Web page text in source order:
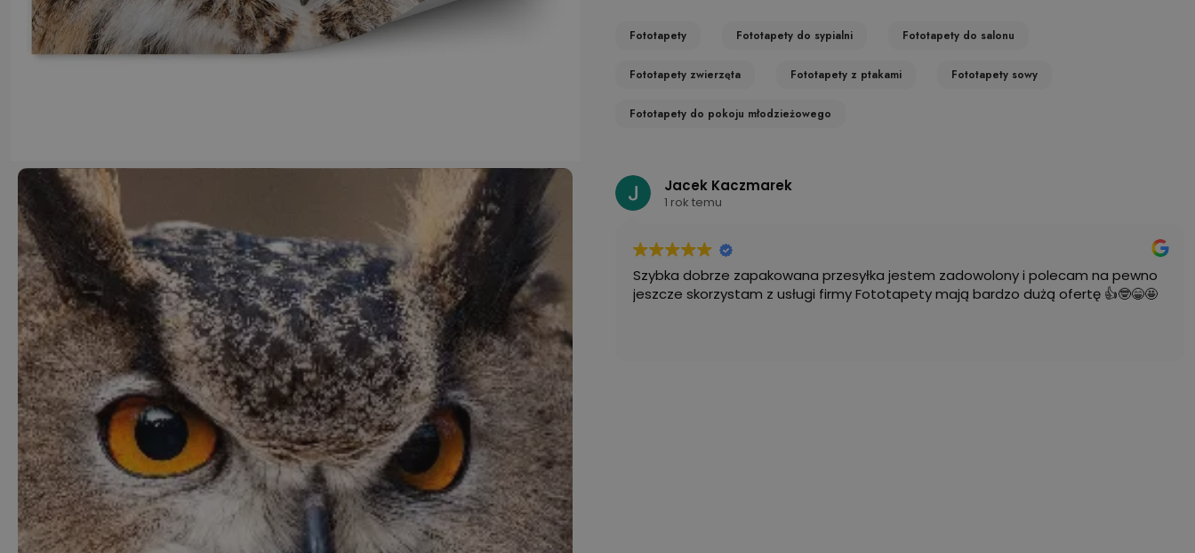
Fototapety Fototapety do sypialni Fototapety do salonu
Fototapety zwierzęta Fototapety z ptakami Fototapety sowy
Fototapety do pokoju młodzieżowego
Jacek Kaczmarek
1 rok temu
Szybka dobrze zapakowana przesyłka jestem zadowolony i polecam na pewno
jeszcze skorzystam z usługi firmy Fototapety mają bardzo dużą ofertę 👍🤓😁🤩